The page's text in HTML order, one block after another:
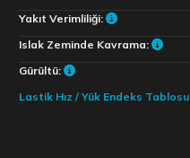
Yakıt Verimliliği:
Islak Zeminde Kavrama:
Gürültü:
Lastik Hız / Yük Endeks Tablosu